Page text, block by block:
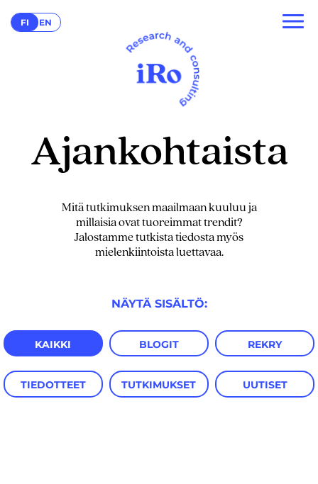
FI EN
Ajankohtaista
Mitä tutkimuksen maailmaan kuuluu ja
millaisia ovat tuoreimmat trendit?
Jalostamme tutkista tiedosta myös
mielenkiintoista luettavaa.
NÄYTÄ SISÄLTÖ:
KAIKKI BLOGIT REKRY
TIEDOTTEET TUTKIMUKSET UUTISET